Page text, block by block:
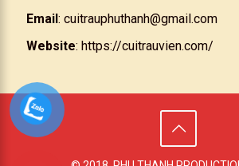
Email: cuitrauphuthanh@gmail.com
Website: https://cuitrauvien.com/